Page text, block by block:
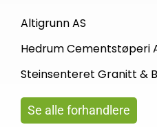
Altigrunn AS
Hedrum Cementstøperi
Steinsenteret Granitt &
Se alle forhandlere